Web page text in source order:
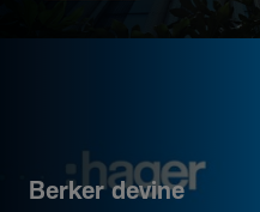
Berker devine